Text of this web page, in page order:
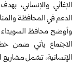
الإغاثي والإنساني،
الدعم في المحافظة
وأوضح محافظ
الاجتماع يأتي ضمن
الإنسانية، تشمل مشاريع